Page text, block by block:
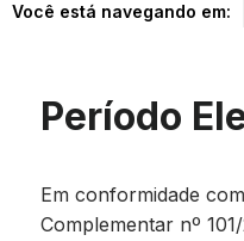
Você está navegando em:
Período
Em conformidade
Complementar nº